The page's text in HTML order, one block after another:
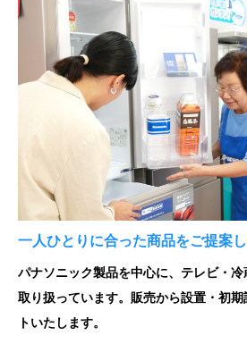
一人ひとりに合った商品をご提案し
パナソニック製品を中心に、テレビ・
取り扱っています。販売から設置・初
トいたします。